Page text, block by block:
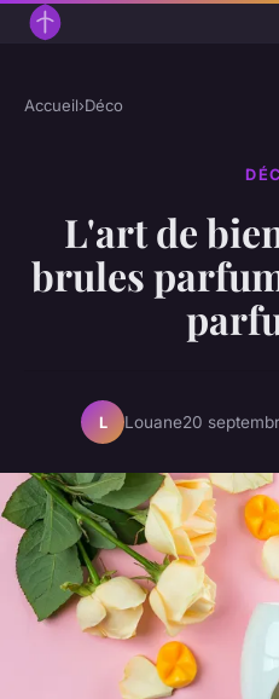
Accueil›Déco
L'art de
brules
L Louane20